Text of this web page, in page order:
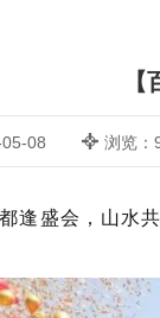
08 浏览：
逢盛会，山水